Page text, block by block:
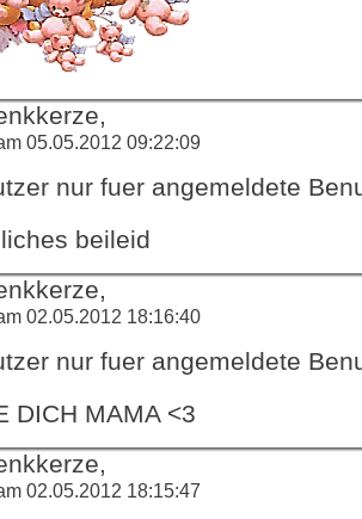
05.05.2012 09:22:09
nur fuer angemeldete
beileid
02.05.2012 18:16:40
nur fuer angemeldete
DICH MAMA <3
02.05.2012 18:15:47